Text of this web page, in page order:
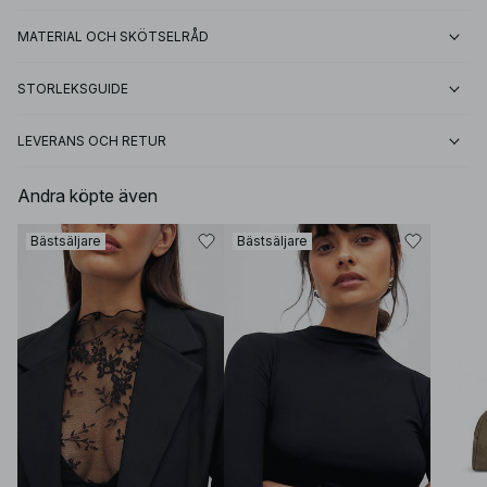
MATERIAL OCH SKÖTSELRÅD
STORLEKSGUIDE
LEVERANS OCH RETUR
Andra köpte även
Bästsäljare Bästsäljare